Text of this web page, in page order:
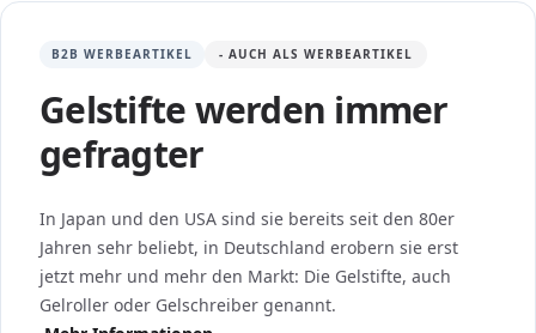
B2B WERBEARTIKEL - AUCH ALS WERBEARTIKEL
Gelstifte werden immer
gefragter
In Japan und den USA sind sie bereits seit den 80er
Jahren sehr beliebt, in Deutschland erobern sie erst
jetzt mehr und mehr den Markt: Die Gelstifte, auch
Gelroller oder Gelschreiber genannt.